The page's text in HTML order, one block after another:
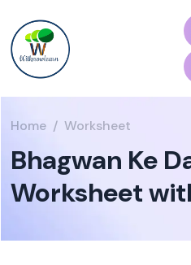
Home Worksheet
Bhagwan Ke
Worksheet